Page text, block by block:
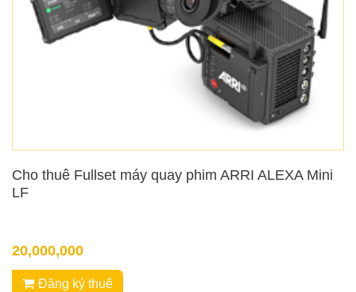
Cho thuê Fullset máy quay phim ARRI ALEXA Mini
LF
20,000,000
Đăng ký thuê